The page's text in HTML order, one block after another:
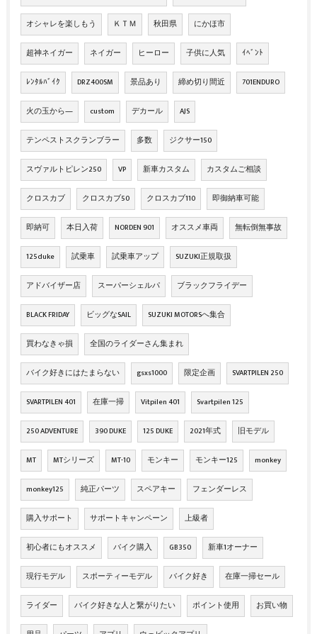
オシャレを楽しもう ＫＴＭ 秋田県 にかほ市
超神ネイガー ネイガー ヒーロー 子供に人気 ｲﾍﾞﾝﾄ
ﾚﾝﾀﾙﾊﾞｲｸ DRZ400SM 景品あり 締め切り間近 701ENDURO
火の玉から― custom デカール AJS
テンペストスクランブラー 多数 ジクサー150
スヴァルトピレン250 VP 新車カスタム カスタムご相談
クロスカブ クロスカブ50 クロスカブ110 即御納車可能
即納可 本日入荷 NORDEN 901 オススメ車両 無転倒無事故
125duke 試乗車 試乗車アップ SUZUKI正規取扱
アドバイザー店 スーパーシェルパ ブラックフライデー
BLACK FRIDAY ビッグなSAIL SUZUKI MOTORSへ集合
買わなきゃ損 全国のライダーさん集まれ
バイク好きにはたまらない gsxs1000 限定企画 SVARTPILEN 250
SVARTPILEN 401 在庫一掃 Vitpilen 401 Svartpilen 125
250 ADVENTURE 390 DUKE 125 DUKE 2021年式 旧モデル
MT MTシリーズ MT-10 モンキー モンキー125 monkey
monkey125 純正パーツ スペアキー フェンダーレス
購入サポート サポートキャンペーン 上級者
初心者にもオススメ バイク購入 GB350 新車1オーナー
現行モデル スポーティーモデル バイク好き 在庫一掃セール
ライダー バイク好きな人と繋がりたい ポイント使用 お買い物